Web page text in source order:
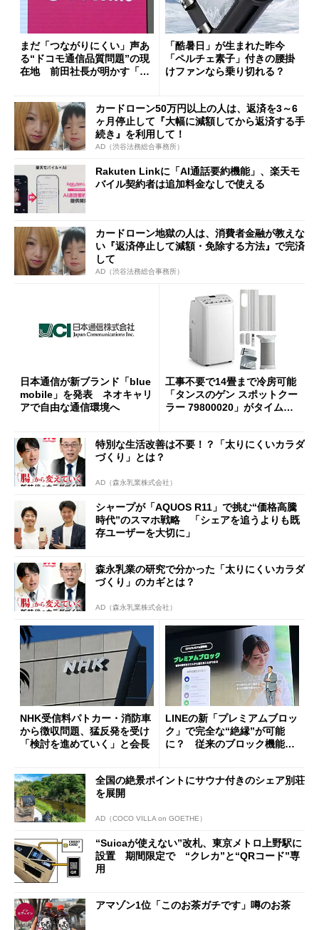
まだ「つながりにくい」声あ
る“ドコモ通信品質問題”の現
在地 前田社長が明かす「道
「酷暑日」が生まれた昨今
「ペルチェ素子」付きの腰掛
けファンなら乗り切れる？
カードローン50万円以上の人は、返済を3～6
ヶ月停止して『大幅に減額してから返済する手
続き』を利用して！
AD（渋谷法務総合事務所）
Rakuten Linkに「AI通話要約機能」、楽天モ
バイル契約者は追加料金なしで使える
カードローン地獄の人は、消費者金融が教えな
い『返済停止して減額・免除する方法』で完済
して
AD（渋谷法務総合事務所）
日本通信が新ブランド「blue
mobile」を発表 ネオキャリ
アで自由な通信環境へ
工事不要で14畳まで冷房可能
「タンスのゲン スポットクー
ラー 79800020」がタイムセ
特別な生活改善は不要！？「太りにくいカラダ
づくり」とは？
AD（森永乳業株式会社）
シャープが「AQUOS R11」で挑む“価格高騰
時代”のスマホ戦略 「シェアを追うよりも既
存ユーザーを大切に」
森永乳業の研究で分かった「太りにくいカラダ
づくり」のカギとは？
AD（森永乳業株式会社）
NHK受信料パトカー・消防車
から徴収問題、猛反発を受け
「検討を進めていく」と会長
LINEの新「プレミアムブロッ
ク」で完全な“絶縁”が可能
に？ 従来のブロック機能と
全国の絶景ポイントにサウナ付きのシェア別荘
を展開
AD（COCO VILLA on GOETHE）
“Suicaが使えない”改札、東京メトロ上野駅に
設置 期間限定で “クレカ”と“QRコード”専
用
アマゾン1位「このお茶ガチです」噂のお茶